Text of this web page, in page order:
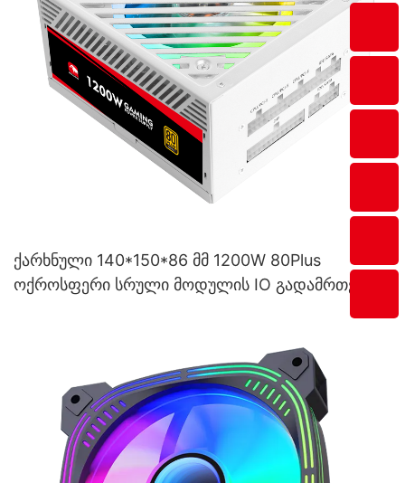
ქარხნული 140*150*86 მმ 1200W 80Plus
ოქროსფერი სრული მოდულის IO გადამრთველი